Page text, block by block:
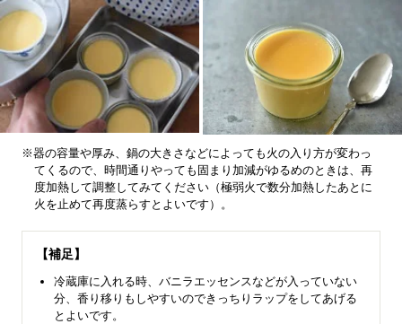
※器の容量や厚み、鍋の大きさなどによっても火の入り方が変わっ
てくるので、時間通りやっても固まり加減がゆるめのときは、再
度加熱して調整してみてください（極弱火で数分加熱したあとに
火を止めて再度蒸らすとよいです）。
【補足】
冷蔵庫に入れる時、バニラエッセンスなどが入っていない
分、香り移りもしやすいのできっちりラップをしてあげる
とよいです。